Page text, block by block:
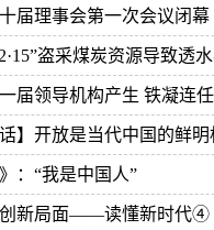
事会第一次会议闭幕 选举产生新一
盗采煤炭资源导致透水事故现
届领导机构产生 铁凝连
话】开放是当代中国的鲜明
：“我是中国人”
创新局面——读懂新时代④